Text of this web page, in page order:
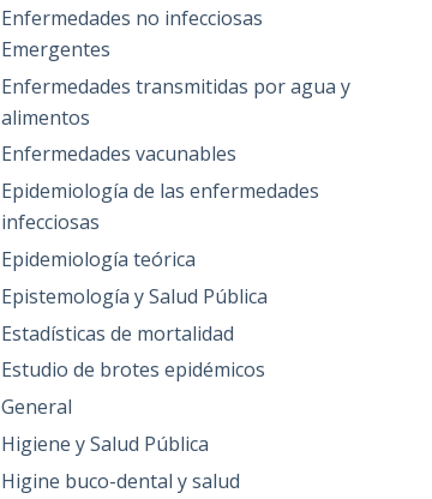
Enfermedades no infecciosas
Emergentes
Enfermedades transmitidas por agua y
alimentos
Enfermedades vacunables
Epidemiología de las enfermedades
infecciosas
Epidemiología teórica
Epistemología y Salud Pública
Estadísticas de mortalidad
Estudio de brotes epidémicos
General
Higiene y Salud Pública
Higine buco-dental y salud